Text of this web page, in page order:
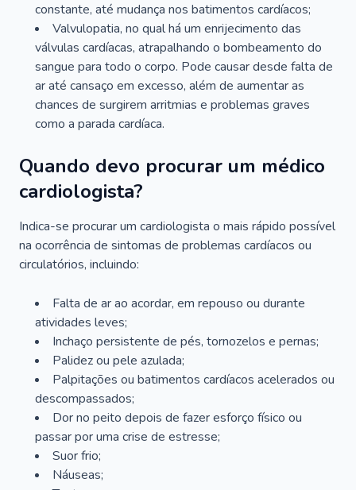
constante, até mudança nos batimentos cardíacos;
Valvulopatia, no qual há um enrijecimento das
válvulas cardíacas, atrapalhando o bombeamento do
sangue para todo o corpo. Pode causar desde falta de
ar até cansaço em excesso, além de aumentar as
chances de surgirem arritmias e problemas graves
como a parada cardíaca.
Quando devo procurar um médico
cardiologista?
Indica-se procurar um cardiologista o mais rápido possível
na ocorrência de sintomas de problemas cardíacos ou
circulatórios, incluindo:
Falta de ar ao acordar, em repouso ou durante
atividades leves;
Inchaço persistente de pés, tornozelos e pernas;
Palidez ou pele azulada;
Palpitações ou batimentos cardíacos acelerados ou
descompassados;
Dor no peito depois de fazer esforço físico ou
passar por uma crise de estresse;
Suor frio;
Náuseas;